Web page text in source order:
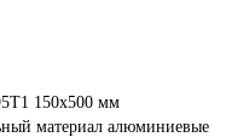
150х500 мм
материал алюминиевые